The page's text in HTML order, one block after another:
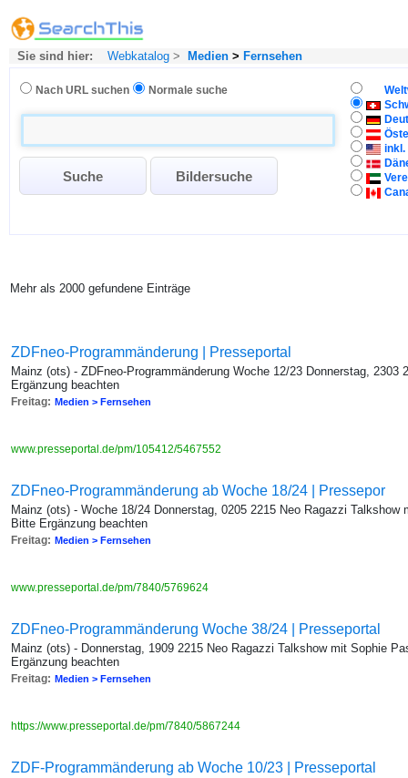
Sie sind hier: Webkatalog > Medien > Fernsehen
Nach URL suchen Normale suche
inkl.
Mehr als 2000 gefundene Einträge
ZDFneo-Programmänderung | Presseportal
Mainz (ots) - ZDFneo-Programmänderung Woche 12/23 Donnerstag,
Ergänzung beachten
Freitag: Medien > Fernsehen
www.presseportal.de/pm/105412/5467552
ZDFneo-Programmänderung ab Woche 18/24 | Pressepor
Mainz (ots) - Woche 18/24 Donnerstag, 0205 2215 Neo Ragazzi
Bitte Ergänzung beachten
Freitag: Medien > Fernsehen
www.presseportal.de/pm/7840/5769624
ZDFneo-Programmänderung Woche 38/24 | Presseportal
Mainz (ots) - Donnerstag, 1909 2215 Neo Ragazzi Talkshow mit Sophie
Ergänzung beachten
Freitag: Medien > Fernsehen
https://www.presseportal.de/pm/7840/5867244
ZDF-Programmänderung ab Woche 10/23 | Presseportal